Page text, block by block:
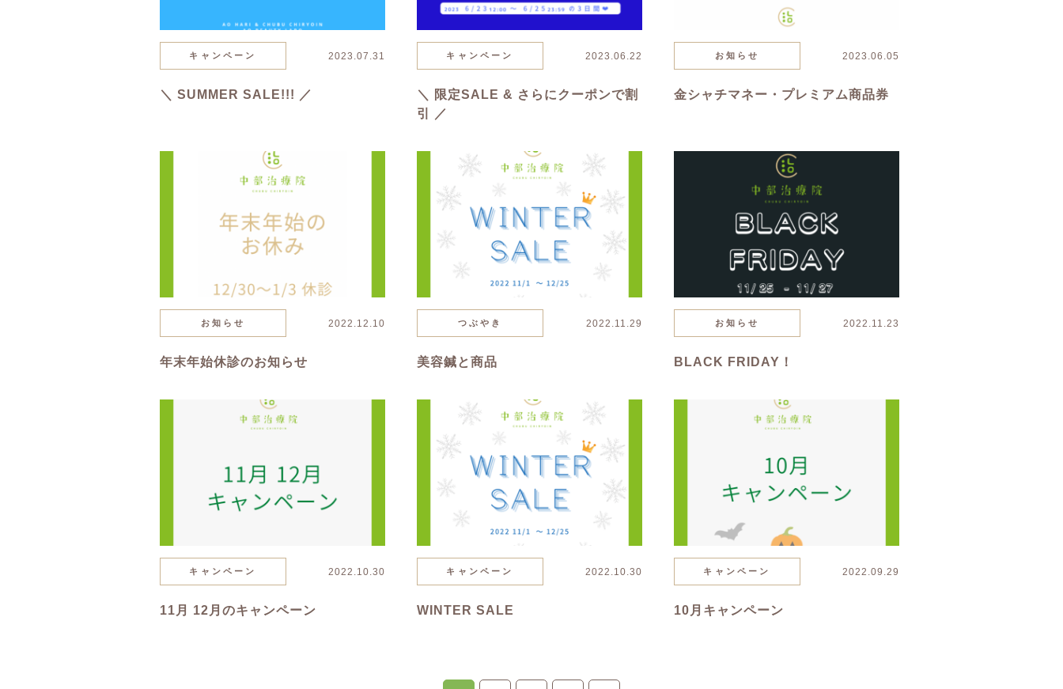
キャンペーン 2023.07.31
＼ SUMMER SALE!!! ／
キャンペーン 2023.06.22
＼ 限定SALE & さらにクーポンで割
引 ／
お知らせ 2023.06.05
金シャチマネー・プレミアム商品券
お知らせ 2022.12.10
年末年始休診のお知らせ
つぶやき 2022.11.29
美容鍼と商品
お知らせ 2022.11.23
BLACK FRIDAY！
キャンペーン 2022.10.30
11月 12月のキャンペーン
キャンペーン 2022.10.30
WINTER SALE
キャンペーン 2022.09.29
10月キャンペーン